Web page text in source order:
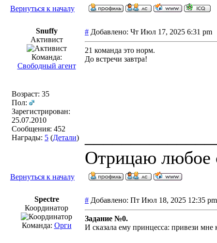
Вернуться к началу
Snuffy
Активист
Команда:
Свободный агент
Возраст: 35
Пол:
Зарегистрирован:
25.07.2010
Сообщения: 452
Награды: 5 (Детали)
# Добавлено: Чт Июл 17, 2025 6:31
21 команда это норм.
До встречи завтра!
Отрицаю любое
Вернуться к началу
Spectre
Координатор
Команда: Орги
# Добавлено: Пт Июл 18, 2025 12:35
Задание №0.
И сказала ему принцесса: привези мне